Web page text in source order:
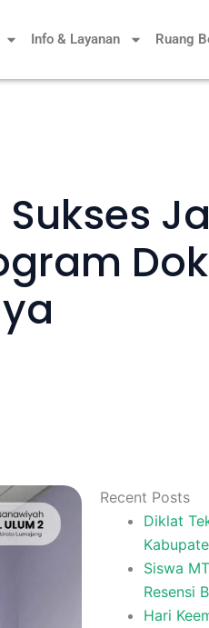
Info & Layanan Ruang
Recent Posts
Diklat
Siswa
Resensi
Hari